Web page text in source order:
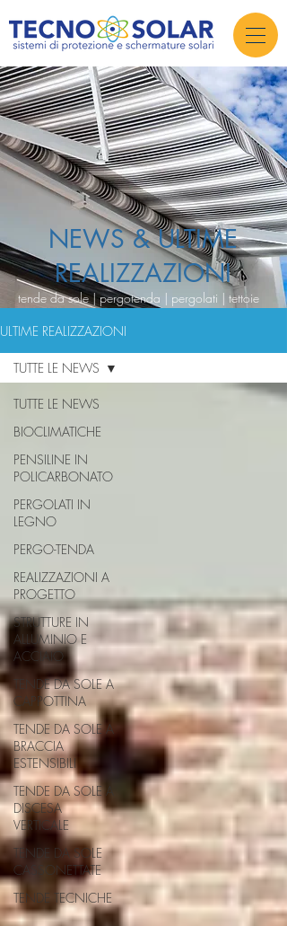
NEWS & ULTIME
REALIZZAZIONI
tende da sole | pergotenda | pergolati | tettoie
ULTIME REALIZZAZIONI
TUTTE LE NEWS
BIOCLIMATICHE
PENSILINE IN
POLICARBONATO
PERGOLATI IN
LEGNO
PERGO-TENDA
REALIZZAZIONI A
PROGETTO
STRUTTURE IN
ALLUMINIO E
ACCIAIO
TENDE DA SOLE A
CAPPOTTINA
TENDE DA SOLE A
BRACCIA
ESTENSIBILI
TENDE DA SOLE A
DISCESA
VERTICALE
TENDE DA SOLE
CASSONETTATE
TENDE TECNICHE
TUTTE LE NEWS